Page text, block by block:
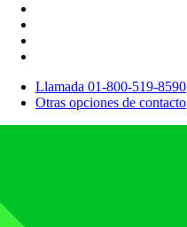
Llamada 01-800-519-8590
Otras opciones de contacto